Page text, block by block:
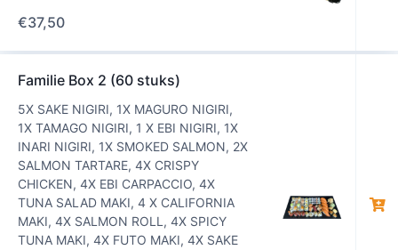
€37,50
Familie Box 2 (60 stuks)
5X SAKE NIGIRI, 1X MAGURO NIGIRI,
1X TAMAGO NIGIRI, 1 X EBI NIGIRI, 1X
INARI NIGIRI, 1X SMOKED SALMON, 2X
SALMON TARTARE, 4X CRISPY
CHICKEN, 4X EBI CARPACCIO, 4X
TUNA SALAD MAKI, 4 X CALIFORNIA
MAKI, 4X SALMON ROLL, 4X SPICY
TUNA MAKI, 4X FUTO MAKI, 4X SAKE